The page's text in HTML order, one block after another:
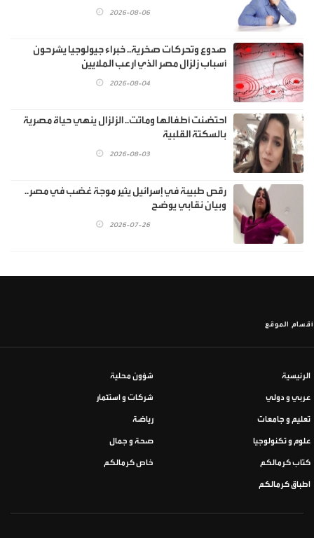
2026-08-06
صدوع وتحركات صخرية.. خبراء جيولوجيا يشرحون
أسباب زلزال مصر الذي ارعب الملايين
2026-08-04
احتضنت أطفالها وماتت.. الزلزال ينهي حياة مصرية
بالسكتة القلبية
2026-08-03
رقص طبيبة في إسرائيل يثير موجة غضب في مصر..
وبيان نقابي يوضح
2026-07-26
أقسام الموقع
الرئيسية شؤون محلية
عربي و دولي شركات و استثمار
تعليم و جامعات رياضة
علوم و تكنولوجيا صحة و جمال
كتاب كرمالكم خاص كرمالكم
اطباق كرمالكم